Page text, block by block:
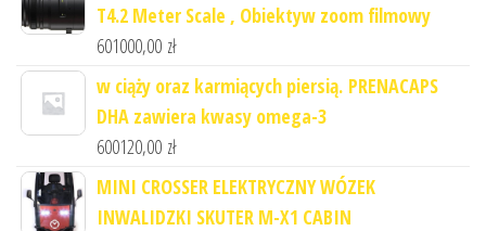
T4.2 Meter Scale , Obiektyw zoom filmowy
601000,00 zł
w ciąży oraz karmiących piersią. PRENACAPS
DHA zawiera kwasy omega-3
600120,00 zł
MINI CROSSER ELEKTRYCZNY WÓZEK
INWALIDZKI SKUTER M-X1 CABIN